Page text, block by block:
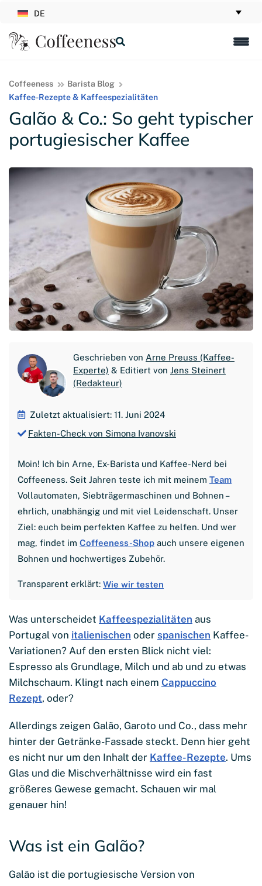
DE
Coffeeness
Barista Blog
Kaffee-Rezepte & Kaffeespezialitäten
Galão & Co.: So geht typischer
portugiesischer Kaffee
Geschrieben von Arne Preuss (Kaffee-
Experte) & Editiert von Jens Steinert
(Redakteur)
Zuletzt aktualisiert: 11. Juni 2024
Fakten-Check von Simona Ivanovski
Moin! Ich bin Arne, Ex-Barista und Kaffee-Nerd bei
Coffeeness. Seit Jahren teste ich mit meinem Team
Vollautomaten, Siebträgermaschinen und Bohnen –
ehrlich, unabhängig und mit viel Leidenschaft. Unser
Ziel: euch beim perfekten Kaffee zu helfen. Und wer
mag, findet im Coffeeness-Shop auch unsere eigenen
Bohnen und hochwertiges Zubehör.
Transparent erklärt: Wie wir testen
Was unterscheidet Kaffeespezialitäten aus
Portugal von italienischen oder spanischen Kaffee-
Variationen? Auf den ersten Blick nicht viel:
Espresso als Grundlage, Milch und ab und zu etwas
Milchschaum. Klingt nach einem Cappuccino
Rezept, oder?
Allerdings zeigen Galão, Garoto und Co., dass mehr
hinter der Getränke-Fassade steckt. Denn hier geht
es nicht nur um den Inhalt der Kaffee-Rezepte. Ums
Glas und die Mischverhältnisse wird ein fast
größeres Gewese gemacht. Schauen wir mal
genauer hin!
Was ist ein Galão?
Galão ist die portugiesische Version von